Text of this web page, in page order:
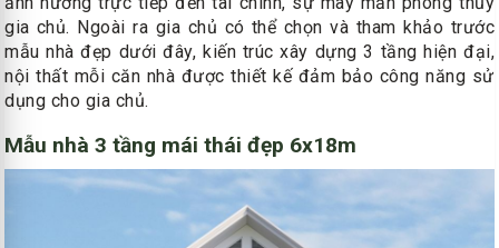
gia chủ. Ngoài ra gia chủ có thể chọn và tham khảo trước
mẫu nhà đẹp dưới đây, kiến trúc xây dựng 3 tầng hiện đại,
nội thất mỗi căn nhà được thiết kế đảm bảo công năng sử
dụng cho gia chủ.
Mẫu nhà 3 tầng mái thái đẹp 6x18m